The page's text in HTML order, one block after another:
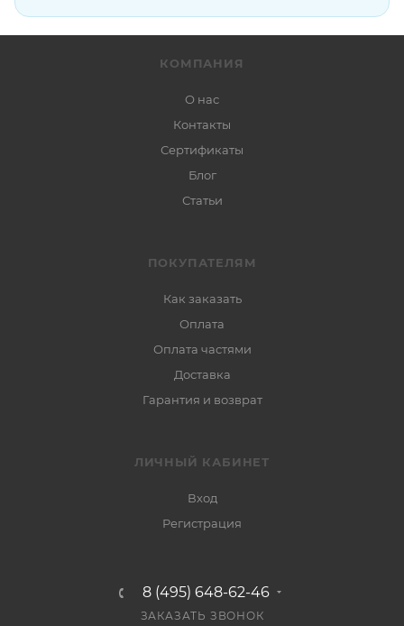
КОМПАНИЯ
О нас
Контакты
Сертификаты
Блог
Статьи
ПОКУПАТЕЛЯМ
Как заказать
Оплата
Оплата частями
Доставка
Гарантия и возврат
ЛИЧНЫЙ КАБИНЕТ
Вход
Регистрация
8 (495) 648-62-46
ЗАКАЗАТЬ ЗВОНОК